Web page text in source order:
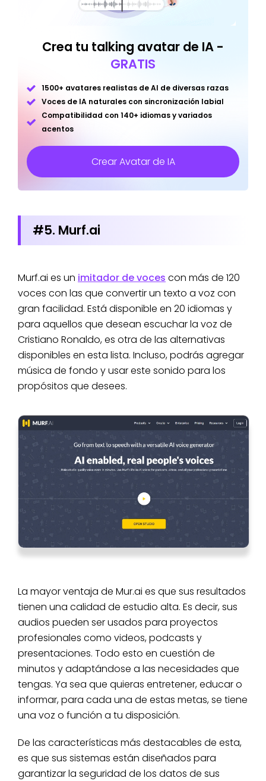
Crea tu talking avatar de IA -
GRATIS
1500+ avatares realistas de AI de diversas razas
Voces de IA naturales con sincronización labial
Compatibilidad con 140+ idiomas y variados
acentos
Crear Avatar de IA
#5. Murf.ai
Murf.ai es un imitador de voces con más de 120
voces con las que convertir un texto a voz con
gran facilidad. Está disponible en 20 idiomas y
para aquellos que desean escuchar la voz de
Cristiano Ronaldo, es otra de las alternativas
disponibles en esta lista. Incluso, podrás agregar
música de fondo y usar este sonido para los
propósitos que desees.
La mayor ventaja de Mur.ai es que sus resultados
tienen una calidad de estudio alta. Es decir, sus
audios pueden ser usados para proyectos
profesionales como videos, podcasts y
presentaciones. Todo esto en cuestión de
minutos y adaptándose a las necesidades que
tengas. Ya sea que quieras entretener, educar o
informar, para cada una de estas metas, se tiene
una voz o función a tu disposición.
De las características más destacables de esta,
es que sus sistemas están diseñados para
garantizar la seguridad de los datos de sus